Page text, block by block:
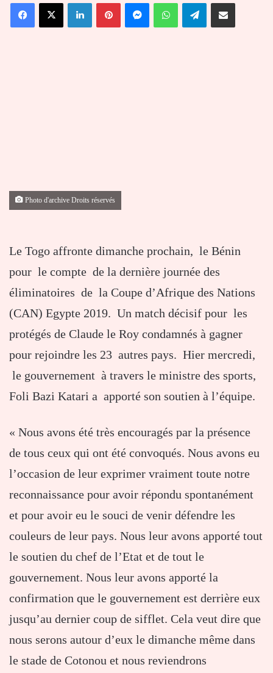
courriel
FacebookX LinkedinPinterestMessengerWhatsAppTelegramPartager par email
Photo d'archive Droits réservés
Le Togo affronte dimanche prochain, le Bénin
pour le compte de la dernière journée des
éliminatoires de la Coupe d’Afrique des Nations
(CAN) Egypte 2019. Un match décisif pour les
protégés de Claude le Roy condamnés à gagner
pour rejoindre les 23 autres pays. Hier mercredi,
le gouvernement à travers le ministre des sports,
Foli Bazi Katari a apporté son soutien à l’équipe.
« Nous avons été très encouragés par la présence
de tous ceux qui ont été convoqués. Nous avons eu
l’occasion de leur exprimer vraiment toute notre
reconnaissance pour avoir répondu spontanément
et pour avoir eu le souci de venir défendre les
couleurs de leur pays. Nous leur avons apporté tout
le soutien du chef de l’Etat et de tout le
gouvernement. Nous leur avons apporté la
confirmation que le gouvernement est derrière eux
jusqu’au dernier coup de sifflet. Cela veut dire que
nous serons autour d’eux le dimanche même dans
le stade de Cotonou et nous reviendrons